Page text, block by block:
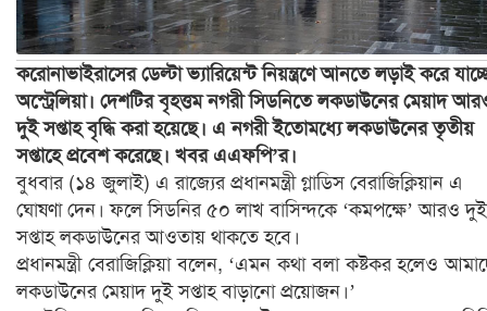
করোনাভাইরাসের ডেল্টা ভ্যারিয়েন্ট নিয়ন্ত্রণে আনতে লড়াই করে
অস্ট্রেলিয়া। দেশটির বৃহত্তম নগরী সিডনিতে লকডাউনের মেয়াদ
দুই সপ্তাহ বৃদ্ধি করা হয়েছে। এ নগরী ইতোমধ্যে লকডাউনের তৃতীয়
সপ্তাহে প্রবেশ করেছে। খবর এএফপি’র।
বুধবার (১৪ জুলাই) এ রাজ্যের প্রধানমন্ত্রী গ্লাডিস বেরাজিক্লিয়ান এ
ঘোষণা দেন। ফলে সিডনির ৫০ লাখ বাসিন্দকে ‘কমপক্ষে’ আরও দুই
সপ্তাহ লকডাউনের আওতায় থাকতে হবে।
প্রধানমন্ত্রী বেরাজিক্লিয়া বলেন, ‘এমন কথা বলা কষ্টকর হলেও
লকডাউনের মেয়াদ দুই সপ্তাহ বাড়ানো প্রয়োজন।’